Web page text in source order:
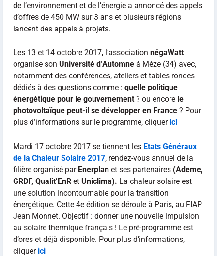
de l’environnement et de l’énergie a annoncé des appels
d’offres de 450 MW sur 3 ans et plusieurs régions
lancent des appels à projets.
Les 13 et 14 octobre 2017, l’association négaWatt
organise son Université d’Automneà Mèze (34) avec,
notamment des conférences, ateliers et tables rondes
dédiés à des questions comme : quelle politique
énergétique pour le gouvernement? ou encore le
photovoltaïque peut-il se développer en France? Pour
plus d’informations sur le programme, cliquer ici
Mardi 17 octobre 2017 se tiennent les Etats Généraux
de la Chaleur Solaire 2017, rendez-vous annuel de la
filière organisé par Enerplanet ses partenaires (Ademe,
GRDF, Qualit’EnRet Uniclima). La chaleur solaire est
une solution incontournable pour la transition
énergétique. Cette 4e édition se déroule à Paris, au FIAP
Jean Monnet. Objectif : donner une nouvelle impulsion
au solaire thermique français ! Le pré-programme est
d’ores et déjà disponible. Pour plus d’informations,
cliquer ici